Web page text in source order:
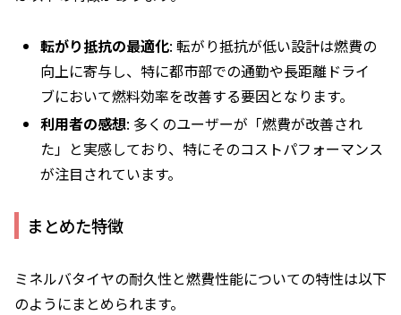
転がり抵抗の最適化: 転がり抵抗が低い設計は燃費の
向上に寄与し、特に都市部での通勤や長距離ドライ
ブにおいて燃料効率を改善する要因となります。
利用者の感想: 多くのユーザーが「燃費が改善され
た」と実感しており、特にそのコストパフォーマンス
が注目されています。
まとめた特徴
ミネルバタイヤの耐久性と燃費性能についての特性は以下
のようにまとめられます。